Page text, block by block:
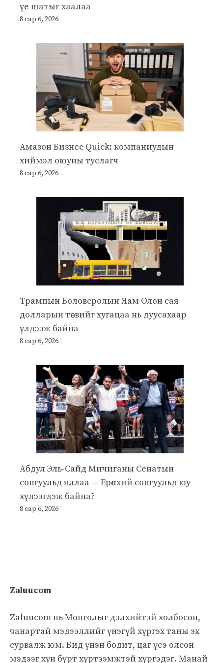
үе шатыг хаалаа
8 сар 6, 2026
Амазон Бизнес Quick: компаниудын
хиймэл оюуны туслагч
8 сар 6, 2026
Трампын Боловсролын Яам Олон сая
долларын төсвийг хугацаа нь дуусахаар
үлдээж байна
8 сар 6, 2026
Абдул Эль-Сайд Мичиганы Сенатын
сонгуульд яллаа — Ерөнхий сонгуульд юу
хүлээгдэж байна?
8 сар 6, 2026
Zaluucom
Zaluucom нь Монголыг дэлхийтэй холбосон,
чанартай мэдээллийг үнэгүй хүргэх таны эх
сурвалж юм. Бид үнэн бодит, цаг үеэ олсон
мэдээг хүн бүрт хүртээмжтэй хүргэдэг. Манай